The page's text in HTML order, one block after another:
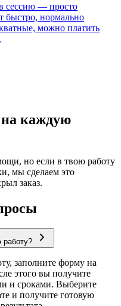
сессию — просто
быстро, нормально
можно платить
на каждую
но если в твою работу
мы сделаем это
заказ.
работу?
заполните форму на
этого вы получите
и сроками. Выберите
и получите готовую